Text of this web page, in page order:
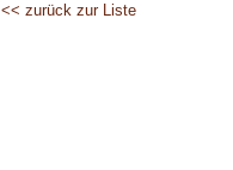
<< zurück zur Liste